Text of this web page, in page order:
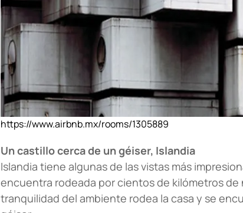
https://www.airbnb.mx/rooms/1305889
Un castillo cerca de un géiser, Islandia
Islandia tiene algunas de las vistas más
encuentra rodeada por cientos de kilómetros de
tranquilidad del ambiente rodea la casa y se